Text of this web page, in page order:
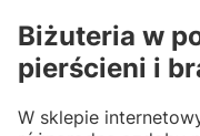
Biżuteria w
pierścieni i
W sklepie